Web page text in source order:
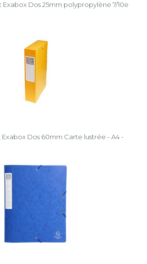
Dos 25mm polypropylène 7/10e
Dos 60mm Carte lustrée - A4 -